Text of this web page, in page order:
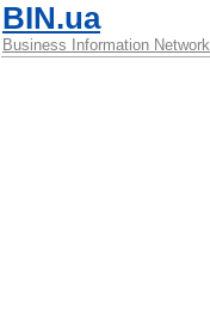
BIN.ua
Business Information Network